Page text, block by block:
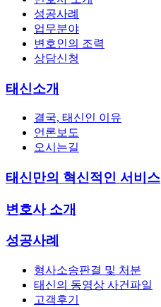
성공사례
업무분야
변호인의 조력
상담신청
태신소개
결국, 태신인 이유
언론보도
오시는길
태신만의 혁신적인 서비스
변호사 소개
성공사례
형사소송판결 및 처분
태신의 동영상 사건파일
고객후기